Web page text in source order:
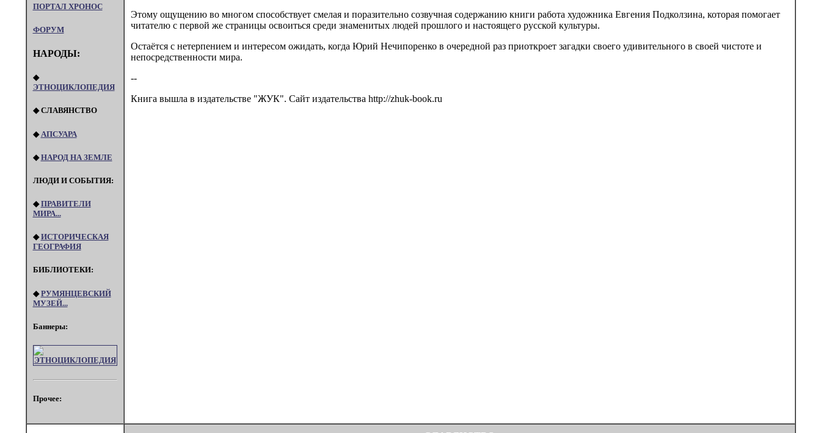
ПОРТАЛ XPOHOC
ФОРУМ
НАРОДЫ:
◆
ЭТНОЦИКЛОПЕДИЯ
◆ СЛАВЯНСТВО
◆ АПСУАРА
◆НАРОД НА ЗЕМЛЕ
ЛЮДИ И СОБЫТИЯ:
◆ПРАВИТЕЛИ
МИРА...
◆ИСТОРИЧЕСКАЯ
ГЕОГРАФИЯ
БИБЛИОТЕКИ:
◆РУМЯНЦЕВСКИЙ
МУЗЕЙ...
Баннеры:
Прочее:
Этому ощущению во многом способствует смелая и поразительно созвучная содержанию книги работа художника Евгения Подколзина, которая помогает
читателю с первой же страницы освоиться среди знаменитых людей прошлого и настоящего русской культуры.
Остаётся с нетерпением и интересом ожидать, когда Юрий Нечипоренко в очередной раз приоткроет загадки своего удивительного в своей чистоте и
непосредственности мира.
--
Книга вышла в издательстве "ЖУК". Сайт издательства http://zhuk-book.ru